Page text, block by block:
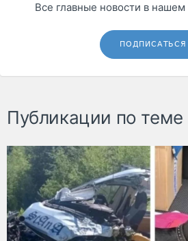
Все главные новости в нашем
ПОДПИСАТЬСЯ
Публикации по теме